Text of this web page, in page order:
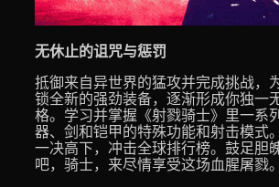
无休止的诅咒与惩罚
抵御来自异世界的猛攻并完成挑战，
锁全新的强劲装备，逐渐形成你独一
格。学习并掌握《射戮骑士》里一系
器、剑和铠甲的特殊功能和射击模式
一决高下，冲击全球排行榜。鼓足胆
吧，骑士，来尽情享受这场血腥屠戮。